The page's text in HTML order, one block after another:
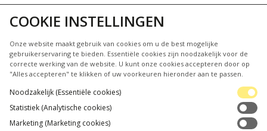
VIND VERKOOPPUNTEN
COOKIE INSTELLINGEN
Onze website maakt gebruik van cookies om u de best mogelijke
gebruikerservaring te bieden. Essentiële cookies zijn noodzakelijk voor de
correcte werking van de website. U kunt onze cookies accepteren door op
"Alles accepteren" te klikken of uw voorkeuren hieronder aan te passen.
Noodzakelijk (Essentiële cookies)
Statistiek (Analytische cookies)
Marketing (Marketing cookies)